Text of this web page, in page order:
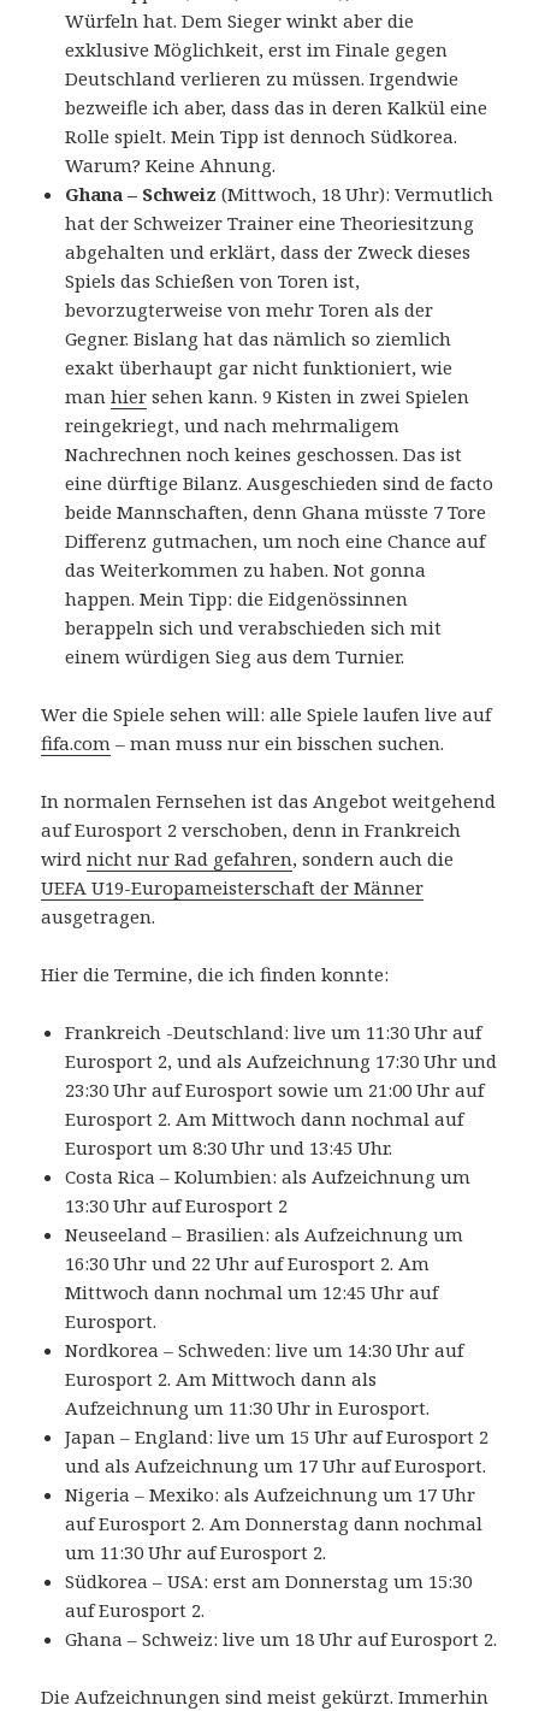
Würfeln hat. Dem Sieger winkt aber die
exklusive Möglichkeit, erst im Finale gegen
Deutschland verlieren zu müssen. Irgendwie
bezweifle ich aber, dass das in deren Kalkül eine
Rolle spielt. Mein Tipp ist dennoch Südkorea.
Warum? Keine Ahnung.
Ghana – Schweiz (Mittwoch, 18 Uhr): Vermutlich
hat der Schweizer Trainer eine Theoriesitzung
abgehalten und erklärt, dass der Zweck dieses
Spiels das Schießen von Toren ist,
bevorzugterweise von mehr Toren als der
Gegner. Bislang hat das nämlich so ziemlich
exakt überhaupt gar nicht funktioniert, wie
manhier sehen kann. 9 Kisten in zwei Spielen
reingekriegt, und nach mehrmaligem
Nachrechnen noch keines geschossen. Das ist
eine dürftige Bilanz. Ausgeschieden sind de facto
beide Mannschaften, denn Ghana müsste 7 Tore
Differenz gutmachen, um noch eine Chance auf
das Weiterkommen zu haben. Not gonna
happen. Mein Tipp: die Eidgenössinnen
berappeln sich und verabschieden sich mit
einem würdigen Sieg aus dem Turnier.
Wer die Spiele sehen will: alle Spiele laufen live auf
fifa.com – man muss nur ein bisschen suchen.
In normalen Fernsehen ist das Angebot weitgehend
auf Eurosport 2 verschoben, denn in Frankreich
wirdnicht nur Rad gefahren, sondern auch die
UEFA U19-Europameisterschaft der Männer
ausgetragen.
Hier die Termine, die ich finden konnte:
Frankreich -Deutschland: live um 11:30 Uhr auf
Eurosport 2, und als Aufzeichnung 17:30 Uhr und
23:30 Uhr auf Eurosport sowie um 21:00 Uhr auf
Eurosport 2. Am Mittwoch dann nochmal auf
Eurosport um 8:30 Uhr und 13:45 Uhr.
Costa Rica – Kolumbien: als Aufzeichnung um
13:30 Uhr auf Eurosport 2
Neuseeland – Brasilien: als Aufzeichnung um
16:30 Uhr und 22 Uhr auf Eurosport 2. Am
Mittwoch dann nochmal um 12:45 Uhr auf
Eurosport.
Nordkorea – Schweden: live um 14:30 Uhr auf
Eurosport 2. Am Mittwoch dann als
Aufzeichnung um 11:30 Uhr in Eurosport.
Japan – England: live um 15 Uhr auf Eurosport 2
und als Aufzeichnung um 17 Uhr auf Eurosport.
Nigeria – Mexiko: als Aufzeichnung um 17 Uhr
auf Eurosport 2. Am Donnerstag dann nochmal
um 11:30 Uhr auf Eurosport 2.
Südkorea – USA: erst am Donnerstag um 15:30
auf Eurosport 2.
Ghana – Schweiz: live um 18 Uhr auf Eurosport 2.
Die Aufzeichnungen sind meist gekürzt. Immerhin